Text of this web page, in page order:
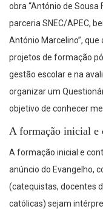
obra “António de Sousa
parceria SNEC/APEC,
António Marcelino”,
projetos de formação
gestão escolar e na
organizar um
objetivo de conhecer
A formação inicial e
A formação inicial e
anúncio do Evangelho,
(catequistas, docentes
católicas) sejam